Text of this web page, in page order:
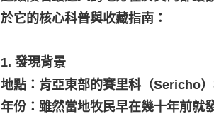
於它的核心科普與收藏指南：
1. 發現背景
地點：肯亞東部的賽里科（Sericho）
年份：雖然當地牧民早在幾十年前就